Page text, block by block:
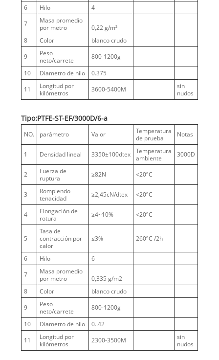
6 Hilo
4
7
Masa promedio
por metro
0,22 g/m²
8
Color
blanco crudo
9
Peso
neto/carrete
800-1200g
10
Diametro de hilo
0.375
11
Longitud por
kilómetros
3600-5400M
sin
nudos
Tipo:PTFE-ST-EF/3000D/6-a
NO. parámetro Valor
Temperatura
de prueba
Notas
1 Densidad lineal 3350±100dtex
Temperatura
ambiente
3000D
2
Fuerza de
ruptura
≥82N <20ºC
3
Rompiendo
tenacidad
≥2,45cN/dtex <20ºC
4
Elongación de
rotura
≥4~10% <20ºC
5
Tasa de
contracción por
calor
≤3% 260ºC /2h
6 Hilo
6
7
Masa promedio
por metro
0,335 g/m2
8
Color
blanco crudo
9
Peso
neto/carrete
800-1200g
10
Diametro de hilo
0..42
11
Longitud por
kilómetros
2300-3500M
sin
nudos